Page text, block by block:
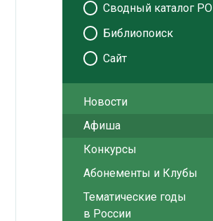
Сводный каталог РО
Библиопоиск
Сайт
Новости
Афиша
Конкурсы
Абонементы и Клубы
Тематические годы
в России